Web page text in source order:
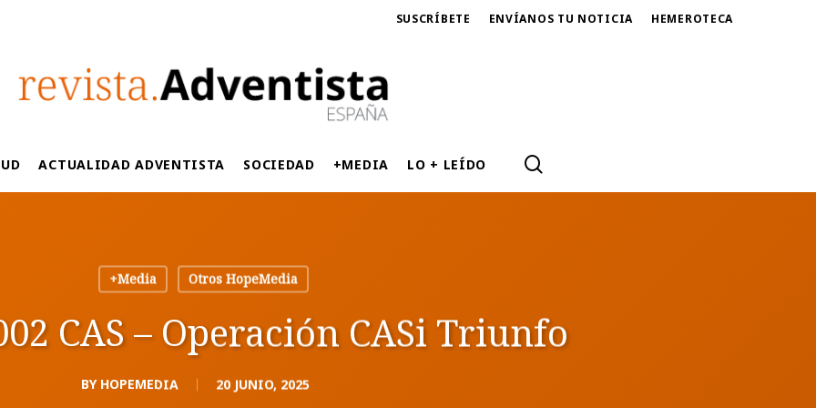
SUSCRÍBETE ENVÍANOS TU NOTICIA HEMEROTECA
ACTUALIDAD ADVENTISTA SOCIEDAD +MEDIA LO + LEÍDO
+Media Otros HopeMedia
CAS – Operación CASi Triunfo
BY HOPEMEDIA 20 JUNIO, 2025